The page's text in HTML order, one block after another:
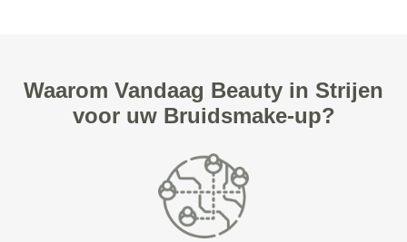
Waarom Vandaag Beauty in Strijen
voor uw Bruidsmake-up?